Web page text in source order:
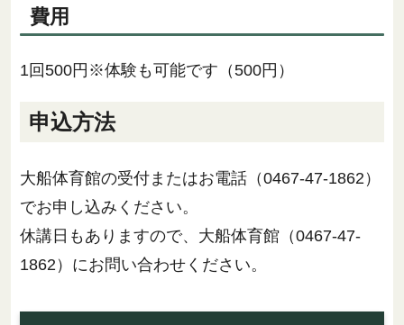
費用
1回500円※体験も可能です（500円）
申込方法
大船体育館の受付またはお電話（0467-47-1862）
でお申し込みください。
休講日もありますので、大船体育館（0467-47-
1862）にお問い合わせください。